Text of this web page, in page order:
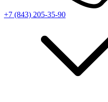
+7 (843) 205-35-90